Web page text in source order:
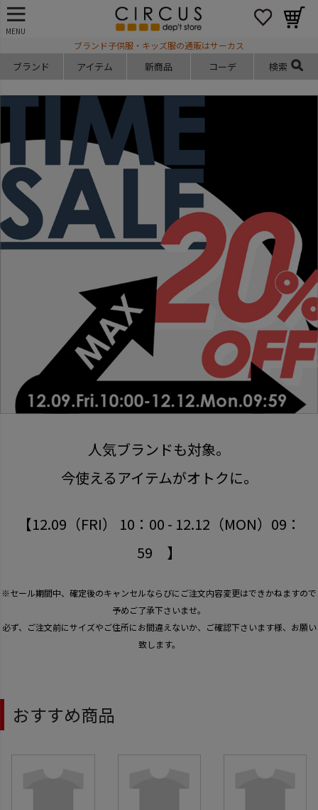
MENU
ブランド子供服・キッズ服の通販はサーカス
ブランド アイテム 新商品 コーデ 検索
人気ブランドも対象。
今使えるアイテムがオトクに。
【12.09（FRI） 10：00 - 12.12（MON）09：
59 】
※セール期間中、確定後のキャンセルならびにご注文内容変更はできかねますので
予めご了承下さいませ。
必ず、ご注文前にサイズやご住所にお間違えないか、ご確認下さいます様、お願い
致します。
おすすめ商品